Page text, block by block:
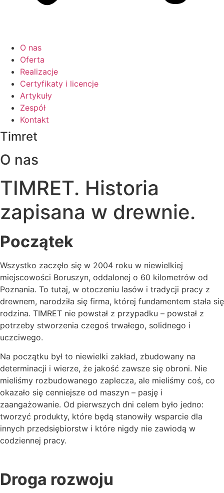
O nas
Oferta
Realizacje
Certyfikaty i licencje
Artykuły
Zespół
Kontakt
Timret
O nas
TIMRET. Historia
zapisana w drewnie.
Początek
Wszystko zaczęło się w 2004 roku w niewielkiej
miejscowości Boruszyn, oddalonej o 60 kilometrów od
Poznania. To tutaj, w otoczeniu lasów i tradycji pracy z
drewnem, narodziła się firma, której fundamentem stała się
rodzina. TIMRET nie powstał z przypadku – powstał z
potrzeby stworzenia czegoś trwałego, solidnego i
uczciwego.
Na początku był to niewielki zakład, zbudowany na
determinacji i wierze, że jakość zawsze się obroni. Nie
mieliśmy rozbudowanego zaplecza, ale mieliśmy coś, co
okazało się cenniejsze od maszyn – pasję i
zaangażowanie. Od pierwszych dni celem było jedno:
tworzyć produkty, które będą stanowiły wsparcie dla
innych przedsiębiorstw i które nigdy nie zawiodą w
codziennej pracy.
Droga rozwoju